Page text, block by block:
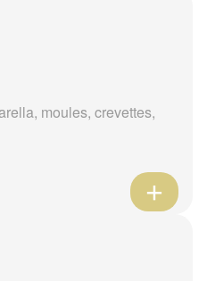
moules, crevettes,